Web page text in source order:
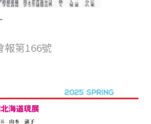
報第166號